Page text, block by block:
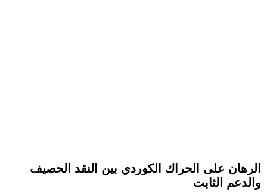
الرهان على الحراك الكوردي بين النقد الحصيف
والدعم الثابت